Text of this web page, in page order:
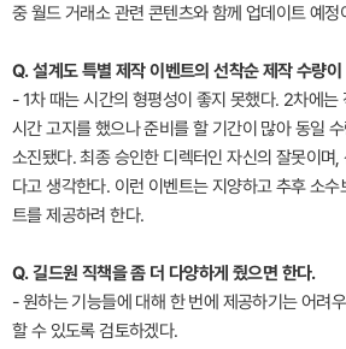
중 월드 거래소 관련 콘텐츠와 함께 업데이트 예정
Q. 설계도 특별 제작 이벤트의 선착순 제작 수량
- 1차 때는 시간의 형평성이 좋지 못했다. 2차에
시간 고지를 했으나 준비를 할 기간이 많아 동일
소진됐다. 최종 승인한 디렉터인 자신의 잘못이며
다고 생각한다. 이런 이벤트는 지양하고 추후 소
트를 제공하려 한다.
Q. 길드원 직책을 좀 더 다양하게 줬으면 한다.
- 원하는 기능들에 대해 한 번에 제공하기는 어려
할 수 있도록 검토하겠다.